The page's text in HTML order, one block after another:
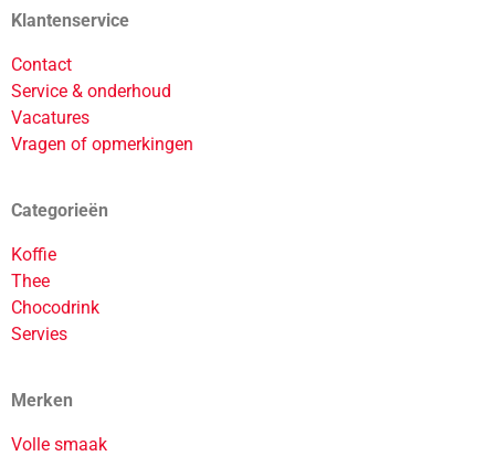
Klantenservice
Contact
Service & onderhoud
Vacatures
Vragen of opmerkingen
Categorieën
Koffie
Thee
Chocodrink
Servies
Merken
Volle smaak